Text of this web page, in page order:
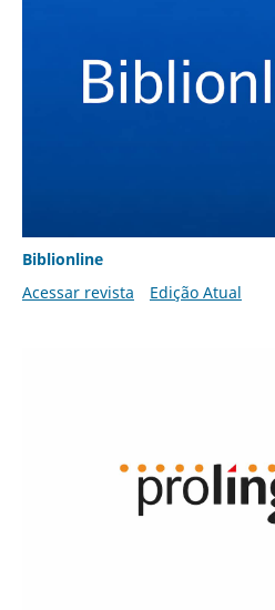
Biblionline
Acessar revista
Edição Atual